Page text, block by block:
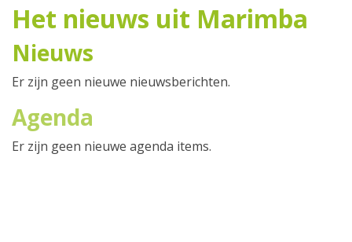
Het nieuws uit Marimba
Nieuws
Er zijn geen nieuwe nieuwsberichten.
Agenda
Er zijn geen nieuwe agenda items.